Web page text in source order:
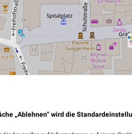
„Ablehnen“ wird die